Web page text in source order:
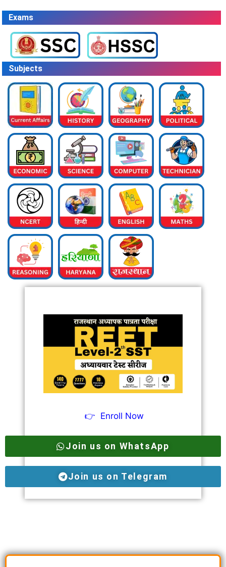
Exams
Subjects
👉 Enroll Now
Join us on WhatsApp
Join us on Telegram